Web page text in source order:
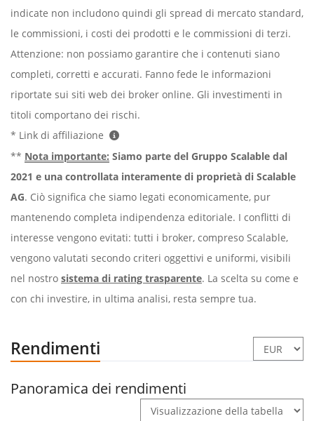
indicate non includono quindi gli spread di mercato standard,
le commissioni, i costi dei prodotti e le commissioni di terzi.
Attenzione: non possiamo garantire che i contenuti siano
completi, corretti e accurati. Fanno fede le informazioni
riportate sui siti web dei broker online. Gli investimenti in
titoli comportano dei rischi.
* Link di affiliazione
** Nota importante: Siamo parte del Gruppo Scalable dal
2021 e una controllata interamente di proprietà di Scalable
AG. Ciò significa che siamo legati economicamente, pur
mantenendo completa indipendenza editoriale. I conflitti di
interesse vengono evitati: tutti i broker, compreso Scalable,
vengono valutati secondo criteri oggettivi e uniformi, visibili
nel nostro sistema di rating trasparente. La scelta su come e
con chi investire, in ultima analisi, resta sempre tua.
Rendimenti
Panoramica dei rendimenti